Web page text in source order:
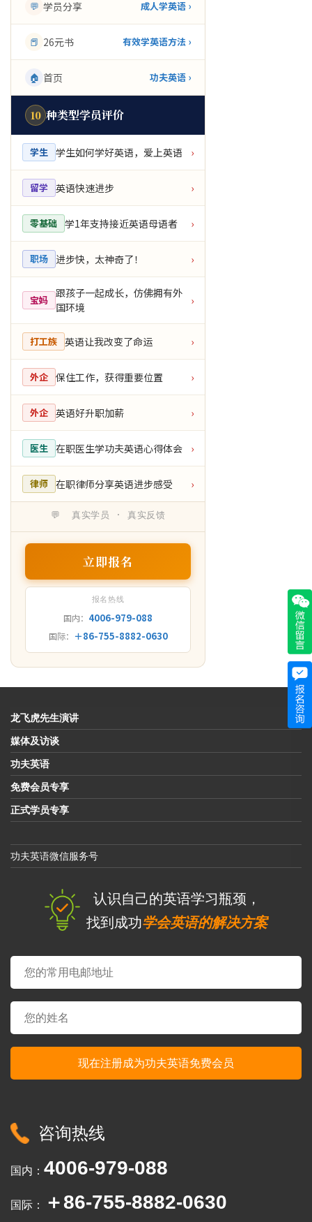
💬 学员分享 成人学英语 ›
📕 26元书 有效学英语方法 ›
🏠 首页 功夫英语 ›
10 种类型学员评价
学生 学生如何学好英语，爱上英语 ›
留学 英语快速进步 ›
零基础 学1年支持接近英语母语者 ›
职场 进步快，太神奇了！ ›
宝妈
跟孩子一起成长，仿佛拥有外
国环境
›
打工族 英语让我改变了命运 ›
外企 保住工作，获得重要位置 ›
外企 英语好升职加薪 ›
医生 在职医生学功夫英语心得体会 ›
律师 在职律师分享英语进步感受 ›
💬 真实学员 · 真实反馈
立即报名
报名热线
国内： 4006-979-088
国际： ＋86-755-8882-0630
龙飞虎先生演讲
媒体及访谈
功夫英语
免费会员专享
正式学员专享
功夫英语微信服务号
认识自己的英语学习瓶颈，
找到成功学会英语的解决方案
咨询热线
国内： 4006-979-088
国际： ＋86-755-8882-0630